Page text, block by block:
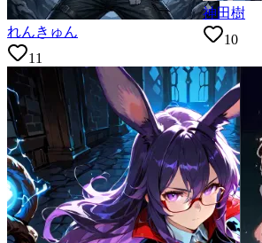
れんきゅん
11
神田樹
10